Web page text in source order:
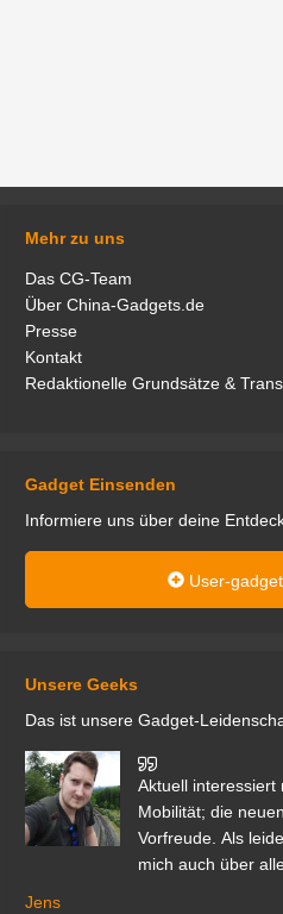
Mehr zu uns
Das CG-Team
Über China-Gadgets.de
Presse
Kontakt
Redaktionelle Grundsätze &
Gadget Einsenden
Informiere uns über deine
User-
Unsere Geeks
Das ist unsere Gadget-
Aktuell interessiert
Mobilität; die
Vorfreude. Als
mich auch über
Jens